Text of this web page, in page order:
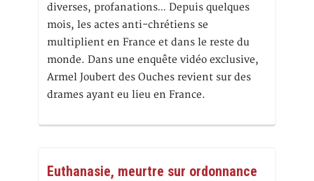
diverses, profanations… Depuis quelques
mois, les actes anti-chrétiens se
multiplient en France et dans le reste du
monde. Dans une enquête vidéo exclusive,
Armel Joubert des Ouches revient sur des
drames ayant eu lieu en France.
Euthanasie, meurtre sur ordonnance